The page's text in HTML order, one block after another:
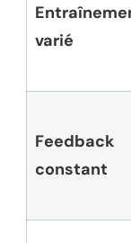
varié
Feedback
constant